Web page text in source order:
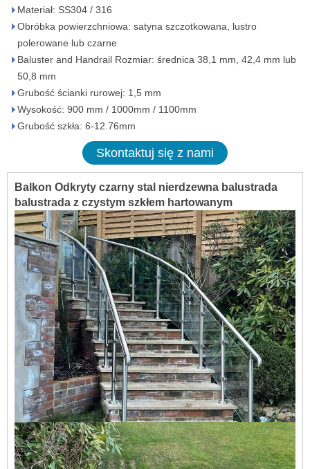
Materiał: SS304 / 316
Obróbka powierzchniowa: satyna szczotkowana, lustro
polerowane lub czarne
Baluster and Handrail Rozmiar: średnica 38,1 mm, 42,4 mm lub
50,8 mm
Grubość ścianki rurowej: 1,5 mm
Wysokość: 900 mm / 1000mm / 1100mm
Grubość szkła: 6-12.76mm
Skontaktuj się z nami
Balkon Odkryty czarny stal nierdzewna balustrada
balustrada z czystym szkłem hartowanym